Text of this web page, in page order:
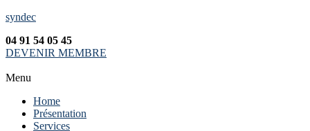
syndec
04 91 54 05 45
DEVENIR MEMBRE
Menu
Home
Présentation
Services